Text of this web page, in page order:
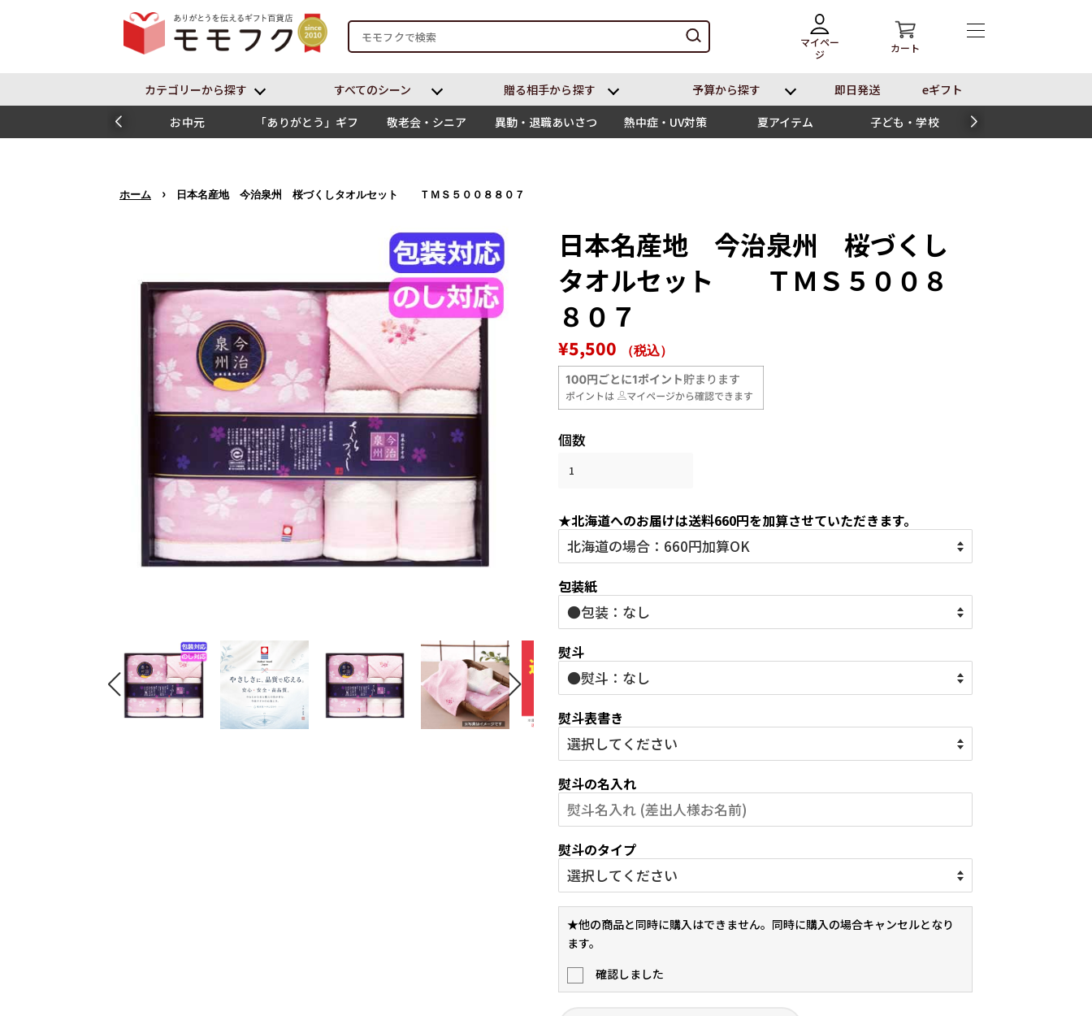
マイペー
ジ
カート
カテゴリーから探す すべてのシーン 贈る相⼿から探す 予算から探す 即⽇発送
eギフト
お中元
「ありがとう」ギフ
敬老会・シニア 異動・退職あいさつ 熱中症・UV対策 夏アイテム 子ども・学校
ホーム › 日本名産地 今治泉州 桜づくしタオルセット ＴＭＳ５００８８０７
日本名産地 今治泉州 桜づくし
タオルセット ＴＭＳ５００８
８０７
通
常
価
格
¥5,500 （税込）
売
価
格
個数
★北海道へのお届けは送料660円を加算させていただきます。
包装紙
熨斗
熨斗表書き
熨斗の名入れ
熨斗のタイプ
★他の商品と同時に購入はできません。同時に購入の場合キャンセルとなり
ます。
確認しました